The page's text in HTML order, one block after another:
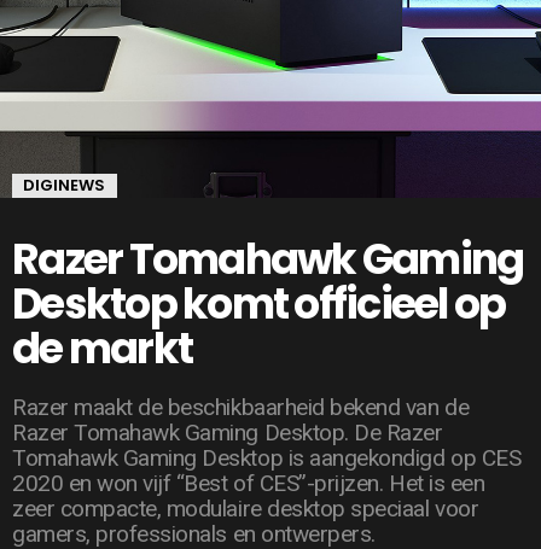
DIGINEWS
Razer Tomahawk Gaming
Desktop komt officieel op
de markt
Razer maakt de beschikbaarheid bekend van de
Razer Tomahawk Gaming Desktop. De Razer
Tomahawk Gaming Desktop is aangekondigd op CES
2020 en won vijf “Best of CES”-prijzen. Het is een
zeer compacte, modulaire desktop speciaal voor
gamers, professionals en ontwerpers.